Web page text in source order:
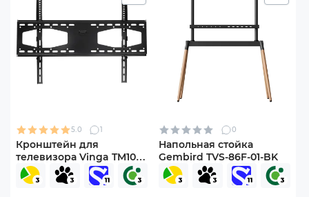
5.0 1
Кронштейн для
телевизора Vinga TM10-
8651 43"-90"
фиксированный
0
Напольная стойка
Gembird TVS-86F-01-BK